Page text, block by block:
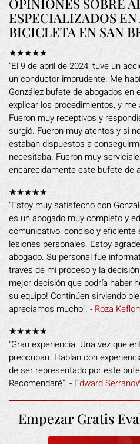
OPINIONES SOBRE
ESPECIALIZADOS
BICICLETA EN SAN
★★★★★
"El 9 de abril de 2024, tuve un
un conductor imprudente. Me
González bufete de abogados en
explicar los procedimientos, y
Fueron muy receptivos y
surgió. Fueron muy atentos y si
estaban dispuestos a
necesitaba. Fueron muy
encarecidamente este bufete de
★★★★★
"Estoy muy satisfecho con
es un abogado muy completo y
comunicativo, conciso y
lesiones personales. Estoy
abogado. Su personal fue
través de mi proceso y la
mejor decisión que podría haber
su equipo! Continúen sirviendo
apreciamos mucho". -Roza
★★★★★
"Gran experiencia. Una vez que
preocupan. Hablan con
de ser representado por este
Recomendaré". - Edward
Empezar Gratis